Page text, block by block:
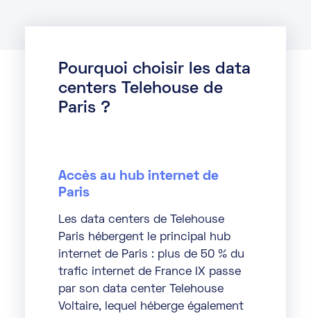
Pourquoi choisir les data
centers Telehouse de
Paris ?
Accès au hub internet de
Paris
Les data centers de Telehouse
Paris hébergent le principal hub
internet de Paris : plus de 50 % du
trafic internet de France IX passe
par son data center Telehouse
Voltaire, lequel héberge également